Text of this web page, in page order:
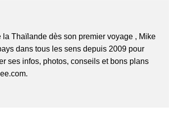
la Thaïlande dès son premier voyage , Mike
dans tous les sens depuis 2009 pour
ses infos, photos, conseils et bons plans